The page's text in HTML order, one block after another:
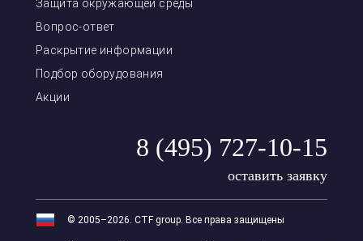
Защита окружающей среды
Вопрос-ответ
Раскрытие информации
Подбор оборудования
Акции
8 (495) 727-10-15
оставить заявку
© 2005–2026. CTF group. Все права защищены